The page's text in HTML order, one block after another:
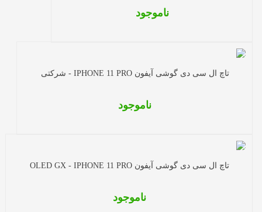
ناموجود
تاچ ال سی دی گوشی آیفون IPHONE 11 PRO - شرکتی
ناموجود
تاچ ال سی دی گوشی آیفون OLED GX - IPHONE 11 PRO
ناموجود